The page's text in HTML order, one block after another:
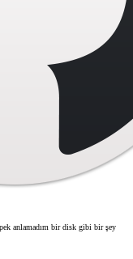
anlamadım bir disk gibi bir şey